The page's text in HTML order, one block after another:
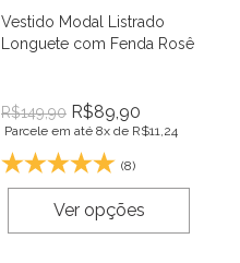
Vestido Modal Listrado
Longuete com Fenda Rosê
R$149,90 R$89,90
Parcele em até 8x de R$11,24
(8)
Ver opções